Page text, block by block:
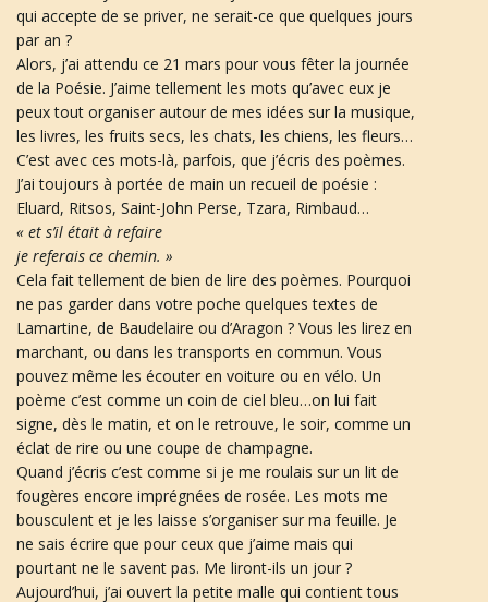
qui accepte de se priver, ne serait-ce que quelques jours
par an ?
Alors, j’ai attendu ce 21 mars pour vous fêter la journée
de la Poésie. J’aime tellement les mots qu’avec eux je
peux tout organiser autour de mes idées sur la musique,
les livres, les fruits secs, les chats, les chiens, les fleurs…
C’est avec ces mots-là, parfois, que j’écris des poèmes.
J’ai toujours à portée de main un recueil de poésie :
Eluard, Ritsos, Saint-John Perse, Tzara, Rimbaud…
« et s’il était à refaire
je referais ce chemin. »
Cela fait tellement de bien de lire des poèmes. Pourquoi
ne pas garder dans votre poche quelques textes de
Lamartine, de Baudelaire ou d’Aragon ? Vous les lirez en
marchant, ou dans les transports en commun. Vous
pouvez même les écouter en voiture ou en vélo. Un
poème c’est comme un coin de ciel bleu…on lui fait
signe, dès le matin, et on le retrouve, le soir, comme un
éclat de rire ou une coupe de champagne.
Quand j’écris c’est comme si je me roulais sur un lit de
fougères encore imprégnées de rosée. Les mots me
bousculent et je les laisse s’organiser sur ma feuille. Je
ne sais écrire que pour ceux que j’aime mais qui
pourtant ne le savent pas. Me liront-ils un jour ?
Aujourd’hui, j’ai ouvert la petite malle qui contient tous